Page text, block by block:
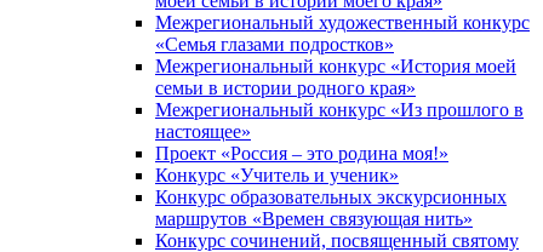
Межрегиональный художественный конкурс
«Семья глазами подростков»
Межрегиональный конкурс «История моей
семьи в истории родного края»
Межрегиональный конкурс «Из прошлого в
настоящее»
Проект «Россия – это родина моя!»
Конкурс «Учитель и ученик»
Конкурс образовательных экскурсионных
маршрутов «Времен связующая нить»
Конкурс сочинений, посвященный святому